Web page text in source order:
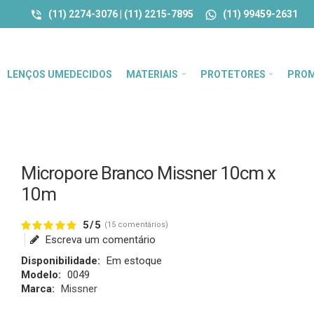
(11) 2274-3076 | (11) 2215-7895 (11) 99459-2631
LENÇOS UMEDECIDOS MATERIAIS PROTETORES
Micropore Branco Missner 10cm x
10m
5/5 (15 comentários)
Escreva um comentário
Disponibilidade: Em estoque
Modelo: 0049
Marca: Missner